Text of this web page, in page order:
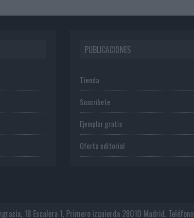
PUBLICACIONES
Tienda
Suscríbete
Ejemplar gratis
Oferta editorial
18 Escalera 1, Primero izquierda 28010 Madrid. Teléfono